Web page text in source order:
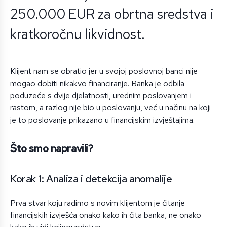
250.000 EUR za obrtna sredstva i
kratkoročnu likvidnost.
Klijent nam se obratio jer u svojoj poslovnoj banci nije
mogao dobiti nikakvo financiranje. Banka je odbila
poduzeće s dvije djelatnosti, urednim poslovanjem i
rastom, a razlog nije bio u poslovanju, već u načinu na koji
je to poslovanje prikazano u financijskim izvještajima.
Što smo napravili?
Korak 1: Analiza i detekcija anomalije
Prva stvar koju radimo s novim klijentom je čitanje
financijskih izvješća onako kako ih čita banka, ne onako